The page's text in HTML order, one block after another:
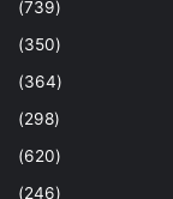
(739)
(350)
(364)
(298)
(620)
(246)